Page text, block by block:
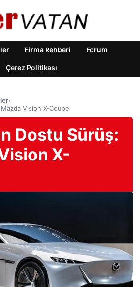
Firma Rehberi Forum
Çerez Politikası
›
Vision X-Coupe
Dostu Sürüş:
X-